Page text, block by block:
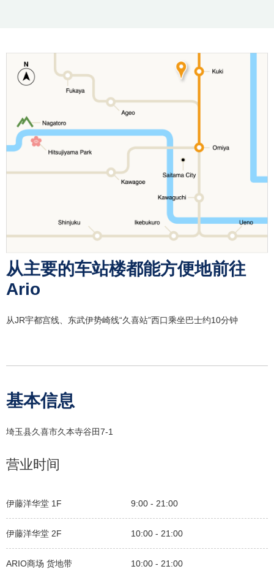
从主要的车站楼都能方便地前往
Ario
从JR宇都宫线、东武伊势崎线“久喜站”西口乘坐巴士约10分钟
基本信息
埼玉县久喜市久本寺谷田7-1
营业时间
伊藤洋华堂 1F 9:00 - 21:00
伊藤洋华堂 2F 10:00 - 21:00
ARIO商场 货地带 10:00 - 21:00